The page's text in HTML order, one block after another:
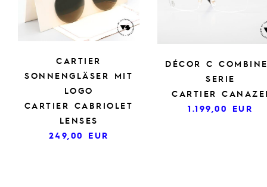
CARTIER
SONNENGLÄSER MIT
LOGO
CARTIER CABRIOLET
LENSES
249,00 EUR
DÉCOR C
SERIE
CARTIER
1.199,00 EUR